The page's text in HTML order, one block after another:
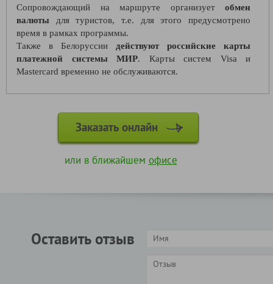
Сопровождающий на маршруте организует обмен
валюты для туристов, т.е. для этого предусмотрено
время в рамках программы.
Также в Белоруссии действуют российские карты
платежной системы МИР. Карты систем Visa и
Mastercard временно не обслуживаются.
Заказать онлайн
или в ближайшем офисе
Оставить отзыв